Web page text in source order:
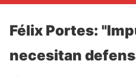
Félix Portes:
necesitan